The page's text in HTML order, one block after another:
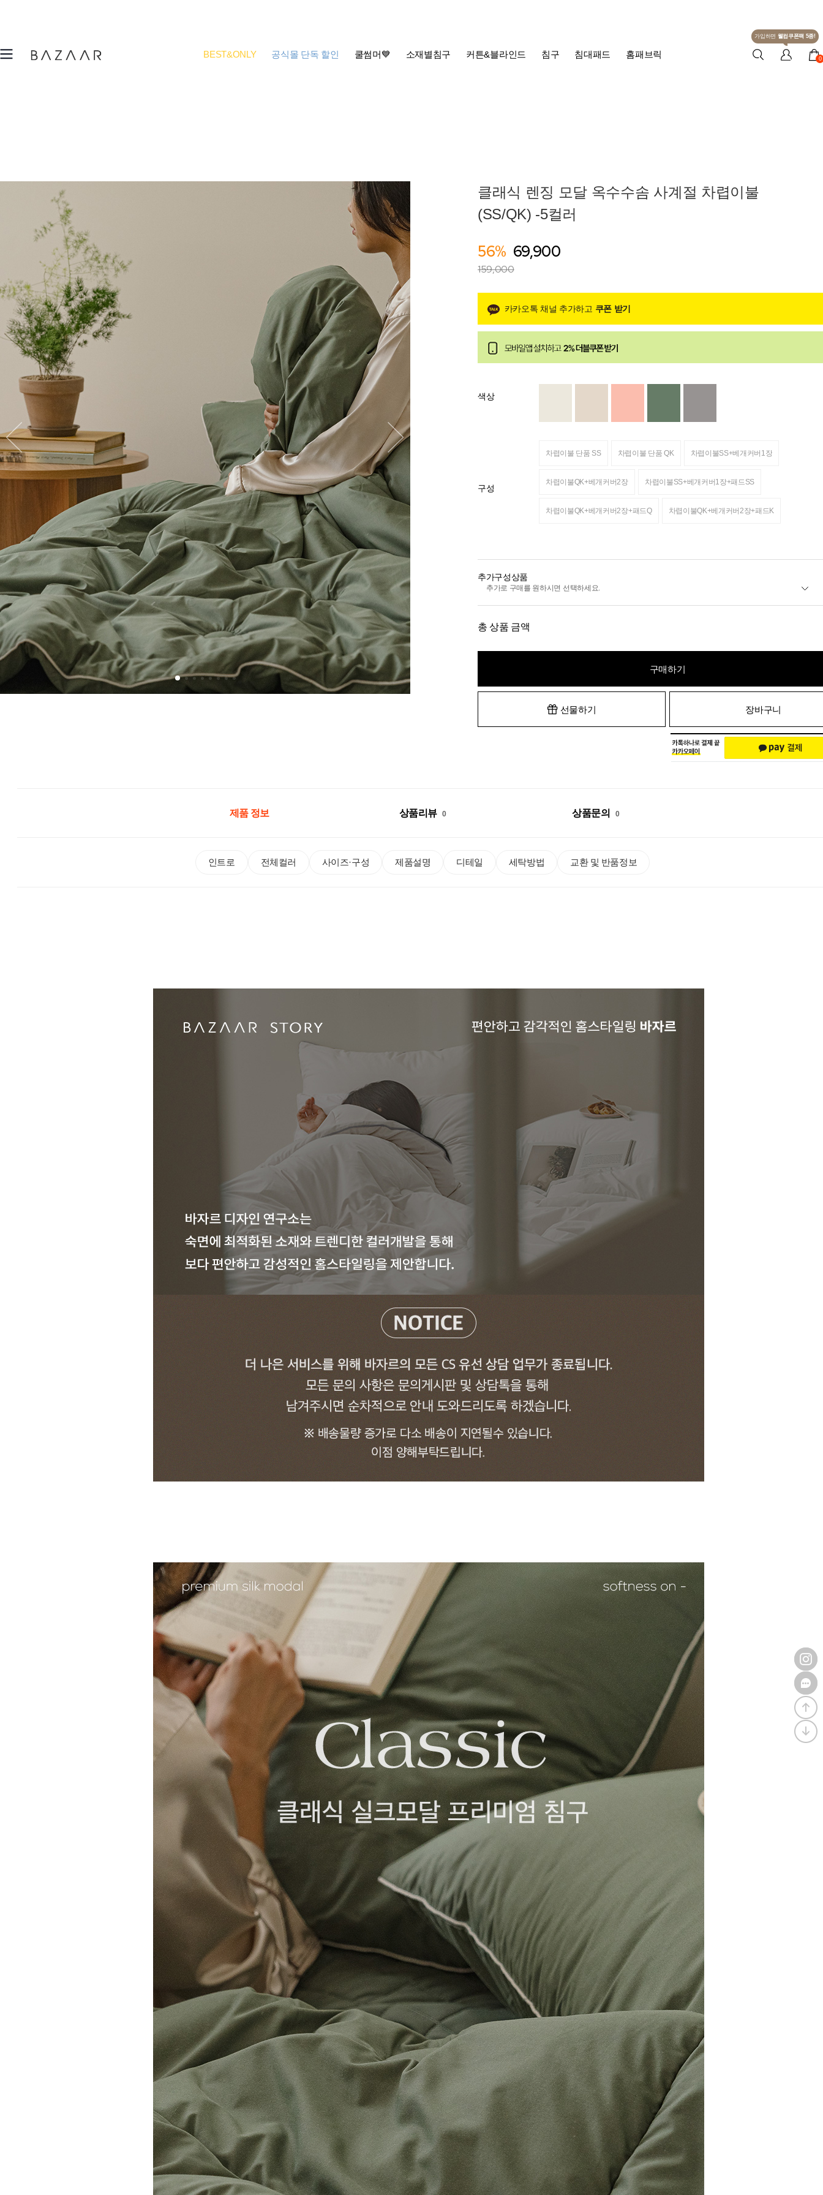
BEST&ONLY 공식몰 단독 할인 쿨썸머💙 소재별침구 커튼&블라인드 침구 침대패드 홈패브릭
가입하면 웰컴쿠폰팩 5종!
0
클래식 렌징 모달 옥수수솜 사계절 차렵이불
(SS/QK) -5컬러
56% 69,900
159,000
카카오톡 채널 추가하고 쿠폰 받기
색상
구성
차렵이불 단품 SS 차렵이불 단품 QK 차렵이불SS+베개커버1장
차렵이불QK+베개커버2장 차렵이불SS+베개커버1장+패드SS
차렵이불QK+베개커버2장+패드Q 차렵이불QK+베개커버2장+패드K
추가구성상품
추가로 구매를 원하시면 선택하세요.
총 상품 금액
구매하기
선물하기 장바구니
제품 정보 상품리뷰 0 상품문의 0
인트로 전체컬러 사이즈·구성 제품설명 디테일 세탁방법 교환 및 반품정보